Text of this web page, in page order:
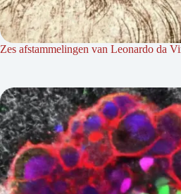
Zes afstammelingen van Leonardo da